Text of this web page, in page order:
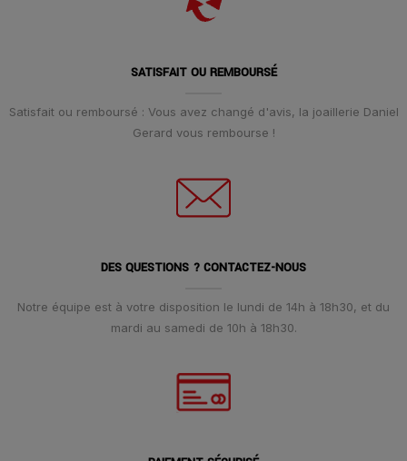
SATISFAIT OU REMBOURSÉ
Satisfait ou remboursé : Vous avez changé d'avis, la joaillerie Daniel
Gerard vous rembourse !
DES QUESTIONS ? CONTACTEZ-NOUS
Notre équipe est à votre disposition le lundi de 14h à 18h30, et du
mardi au samedi de 10h à 18h30.